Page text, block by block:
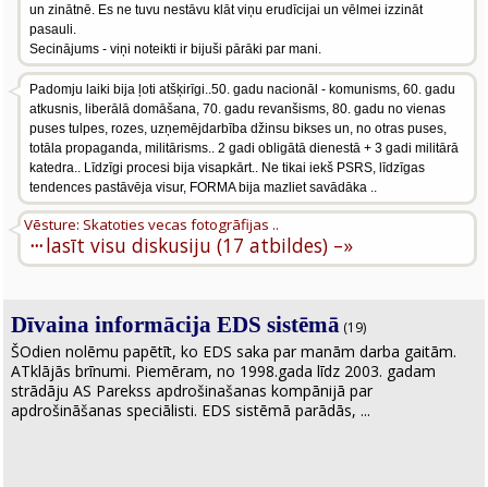
un zinātnē. Es ne tuvu nestāvu klāt viņu erudīcijai un vēlmei izzināt
pasauli.
Secinājums - viņi noteikti ir bijuši pārāki par mani.
Padomju laiki bija ļoti atšķirīgi..50. gadu nacionāl - komunisms, 60. gadu
atkusnis, liberālā domāšana, 70. gadu revanšisms, 80. gadu no vienas
puses tulpes, rozes, uzņemējdarbība džinsu bikses un, no otras puses,
totāla propaganda, militārisms.. 2 gadi obligātā dienestā + 3 gadi militārā
katedra.. Līdzīgi procesi bija visapkārt.. Ne tikai iekš PSRS, līdzīgas
tendences pastāvēja visur, FORMA bija mazliet savādāka ..
···
Vēsture: Skatoties vecas fotogrāfijas ..
lasīt visu diskusiju (17 atbildes) –»
Dīvaina informācija EDS sistēmā (19)
ŠOdien nolēmu papētīt, ko EDS saka par manām darba gaitām.
ATklājās brīnumi. Piemēram, no 1998.gada līdz 2003. gadam
strādāju AS Parekss apdrošinašanas kompānijā par
apdrošināšanas speciālisti. EDS sistēmā parādās, ...